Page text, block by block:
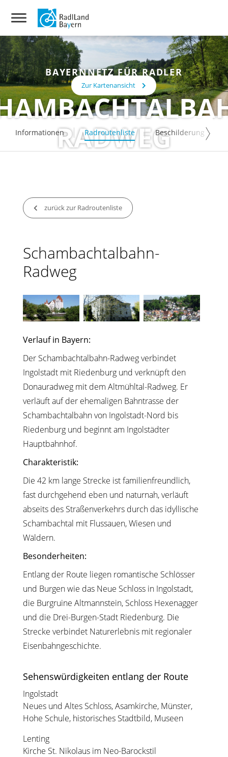
BAYERNNETZ FÜR RADLER
RADWEG
Zur Kartenansicht
Informationen Radroutenliste Beschilderung
zurück zur Radroutenliste
Schambachtalbahn-
Radweg
Verlauf in Bayern:
Der Schambachtalbahn-Radweg verbindet
Ingolstadt mit Riedenburg und verknüpft den
Donauradweg mit dem Altmühltal-Radweg. Er
verläuft auf der ehemaligen Bahntrasse der
Schambachtalbahn von Ingolstadt-Nord bis
Riedenburg und beginnt am Ingolstädter
Hauptbahnhof.
Charakteristik:
Die 42 km lange Strecke ist familienfreundlich,
fast durchgehend eben und naturnah, verläuft
abseits des Straßenverkehrs durch das idyllische
Schambachtal mit Flussauen, Wiesen und
Wäldern.
Besonderheiten:
Entlang der Route liegen romantische Schlösser
und Burgen wie das Neue Schloss in Ingolstadt,
die Burgruine Altmannstein, Schloss Hexenagger
und die Drei-Burgen-Stadt Riedenburg. Die
Strecke verbindet Naturerlebnis mit regionaler
Eisenbahngeschichte.
Sehenswürdigkeiten entlang der Route
Ingolstadt
Neues und Altes Schloss, Asamkirche, Münster,
Hohe Schule, historisches Stadtbild, Museen
Lenting
Kirche St. Nikolaus im Neo-Barockstil